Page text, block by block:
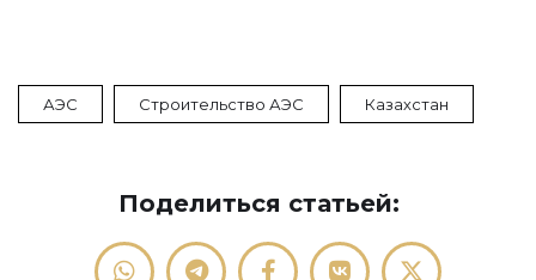
АЭС Строительство АЭС Казахстан
Поделиться статьей: